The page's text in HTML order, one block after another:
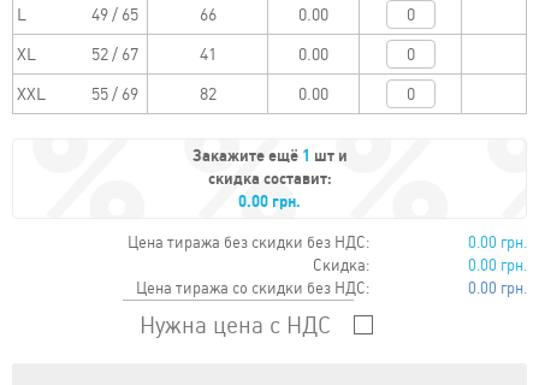
L 49 / 65 0.00
XL 52 / 67 0.00
XXL 55 / 69 0.00
Закажите ещё 1 шт и
скидка составит:
0.00 грн.
Цена тиража без скидки без НДС:
0.00 грн.
Скидка:
0.00 грн.
Цена тиража со скидки без НДС:
0.00 грн.
Нужна цена с НДС